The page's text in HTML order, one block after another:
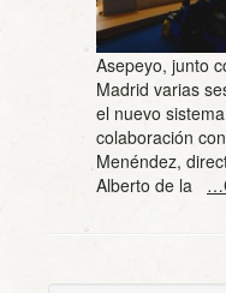
Asepeyo, junto
Madrid varias
el nuevo
colaboración
Menéndez,
Alberto de la